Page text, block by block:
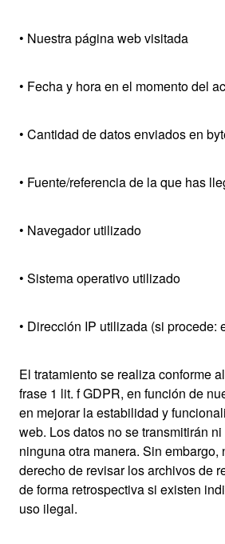
• Nuestra página web visitada
• Fecha y hora en el momento del
• Cantidad de datos enviados en
• Fuente/referencia de la que has
• Navegador utilizado
• Sistema operativo utilizado
• Dirección IP utilizada (si procede:
El tratamiento se realiza conforme
frase 1 lit. f GDPR, en función de
en mejorar la estabilidad y
web. Los datos no se transmitirán
ninguna otra manera. Sin embargo,
derecho de revisar los archivos de
de forma retrospectiva si existen
uso ilegal.